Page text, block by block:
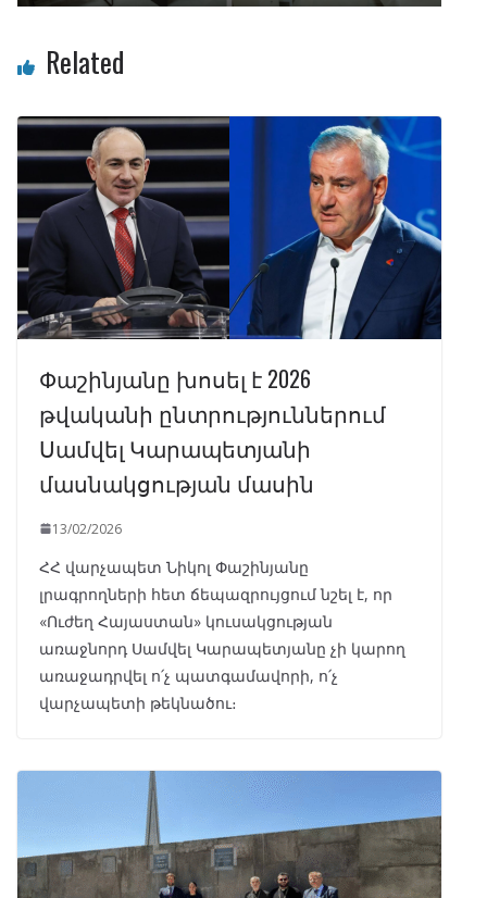
Related
Փաշինյանը խոսել է 2026
թվականի ընտրություններում
Սամվել Կարապետյանի
մասնակցության մասին
13/02/2026
ՀՀ վարչապետ Նիկոլ Փաշինյանը
լրագրողների հետ ճեպազրույցում նշել է, որ
«Ուժեղ Հայաստան» կուսակցության
առաջնորդ Սամվել Կարապետյանը չի կարող
առաջադրվել ո՛չ պատգամավորի, ո՛չ
վարչապետի թեկնածու։